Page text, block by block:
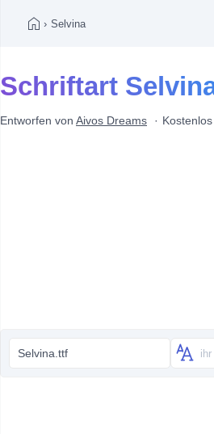
› Selvina
Schriftart
Entworfen von Aivos Dreams
Selvina.ttf